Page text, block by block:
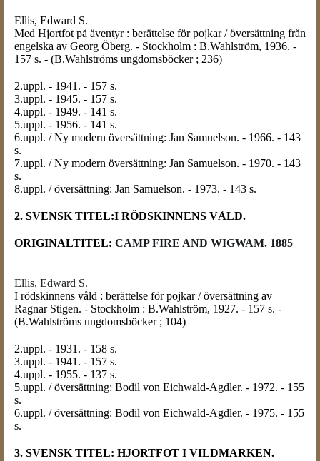
Ellis, Edward S.
Med Hjortfot på äventyr : berättelse för pojkar / översättning från
engelska av Georg Öberg. - Stockholm : B.Wahlström, 1936. -
157 s. - (B.Wahlströms ungdomsböcker ; 236)
2.uppl. - 1941. - 157 s.
3.uppl. - 1945. - 157 s.
4.uppl. - 1949. - 141 s.
5.uppl. - 1956. - 141 s.
6.uppl. / Ny modern översättning: Jan Samuelson. - 1966. - 143
s.
7.uppl. / Ny modern översättning: Jan Samuelson. - 1970. - 143
s.
8.uppl. / översättning: Jan Samuelson. - 1973. - 143 s.
2. SVENSK TITEL:I RÖDSKINNENS VÅLD.
ORIGINALTITEL: CAMP FIRE AND WIGWAM. 1885
Ellis, Edward S.
I rödskinnens våld : berättelse för pojkar / översättning av
Ragnar Stigen. - Stockholm : B.Wahlström, 1927. - 157 s. -
(B.Wahlströms ungdomsböcker ; 104)
2.uppl. - 1931. - 158 s.
3.uppl. - 1941. - 157 s.
4.uppl. - 1955. - 137 s.
5.uppl. / översättning: Bodil von Eichwald-Agdler. - 1972. - 155
s.
6.uppl. / översättning: Bodil von Eichwald-Agdler. - 1975. - 155
s.
3. SVENSK TITEL: HJORTFOT I VILDMARKEN.